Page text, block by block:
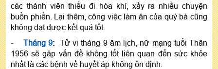
các thành viên thiếu đi hòa khí, xảy ra nhiều chuyện
buồn phiền. Lại thêm, công việc làm ăn của quý bà cũng
không đạt được kết quả tốt.
- Tháng 9:
Tử vi tháng 9 âm lịch, nữ mạng tuổi Thân
1956 sẽ gặp vấn đề không tốt liên quan đến sức khỏe
nhất là các bệnh về huyết áp không ổn định.